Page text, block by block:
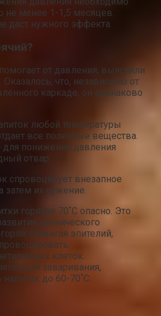
не менее 1-1,5 месяцев.
даст нужного эффекта.
от давления, выясняли
что, независимо от
каркаде, он одинаково
любой температуры
все полезные вещества.
для понижения давления
отвар.
спровоцирует внезапное
затем их сужение.
горячее 70˚С опасно. Это
хронического
Обжигая эпителий,
клеток.
для заваривания,
напиток до 60-70˚С.